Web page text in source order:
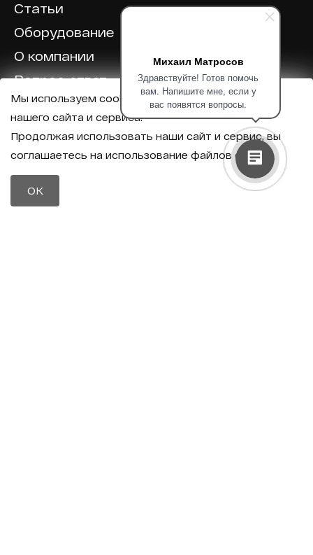
Михаил Матросов
Здравствуйте! Готов помочь
вам. Напишите мне, если у
вас появятся вопросы.
Статьи
Оборудование
О компании
Вопрос-ответ
Отзывы
Политика конфиденциальности
Политика обработки персональных данных
8 (800) 600-40-37
Мы используем cookie для корректной работы
нашего сайта и сервиса.
Продолжая использовать наши сайт и сервис, вы
соглашаетесь на использование файлов cookie.
OK